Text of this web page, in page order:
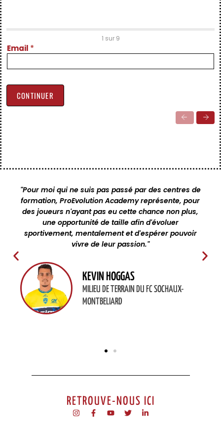
Spring
2026
1 sur 9
Email *
CONTINUER
"Pour moi qui ne suis pas passé par des centres de
formation, ProEvolution Academy représente, pour
des joueurs n'ayant pas eu cette chance non plus,
une opportunité de taille afin d'évoluer
sportivement, mentalement et d'espérer pouvoir
vivre de leur passion."
KEVIN HOGGAS
MILIEU DE TERRAIN DU FC SOCHAUX-
MONTBELIARD
RETROUVE-NOUS ICI